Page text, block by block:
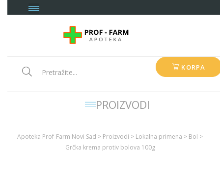
KORPA
PROIZVODI
Apoteka Prof-Farm Novi Sad > Proizvodi > Lokalna primena > Bol >
Grčka krema protiv bolova 100g